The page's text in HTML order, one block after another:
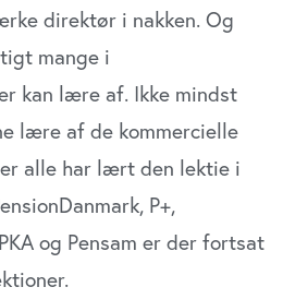
direktør i nakken. Og
mange i
kan lære af. Ikke mindst
lære af de kommercielle
alle har lært den lektie i
P+,
og Pensam er der fortsat